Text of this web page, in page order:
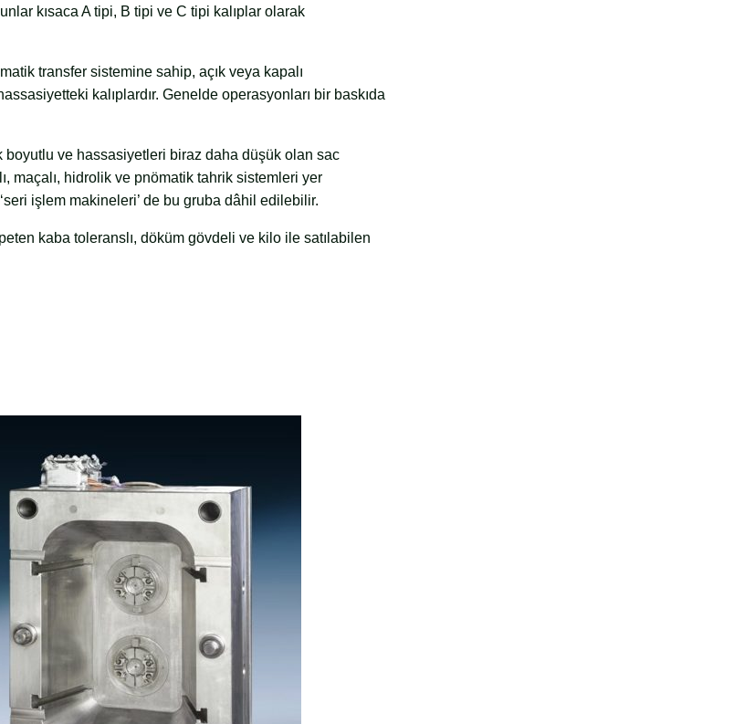
kısaca A tipi, B tipi ve C tipi kalıplar olarak
transfer sistemine sahip, açık veya kapalı
kalıplardır. Genelde operasyonları bir baskıda
ve hassasiyetleri biraz daha düşük olan sac
maçalı, hidrolik ve pnömatik tahrik sistemleri yer
işlem makineleri’ de bu gruba dâhil edilebilir.
kaba toleranslı, döküm gövdeli ve kilo ile satılabilen